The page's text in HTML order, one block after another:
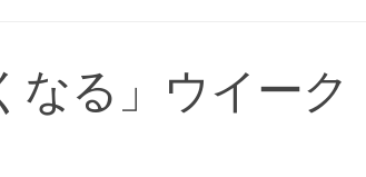
なる」ウイーク